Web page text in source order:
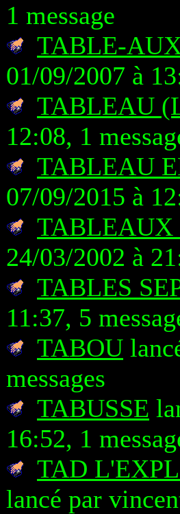
1 message
TABLE-
01/09/2007 à
TABLEAU
12:08, 1
TABLEAU
07/09/2015 à
TABLEAUX
24/03/2002 à
TABLES
11:37, 5
TABOU
messages
TABUSSE
16:52, 1
TAD
lancé par